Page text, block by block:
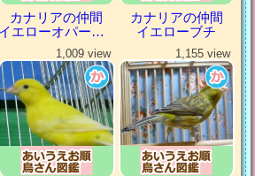
カナリアの仲間
イエローオパールシナモン
カナリアの仲間
イエローブチ
1,009 view 1,155 view